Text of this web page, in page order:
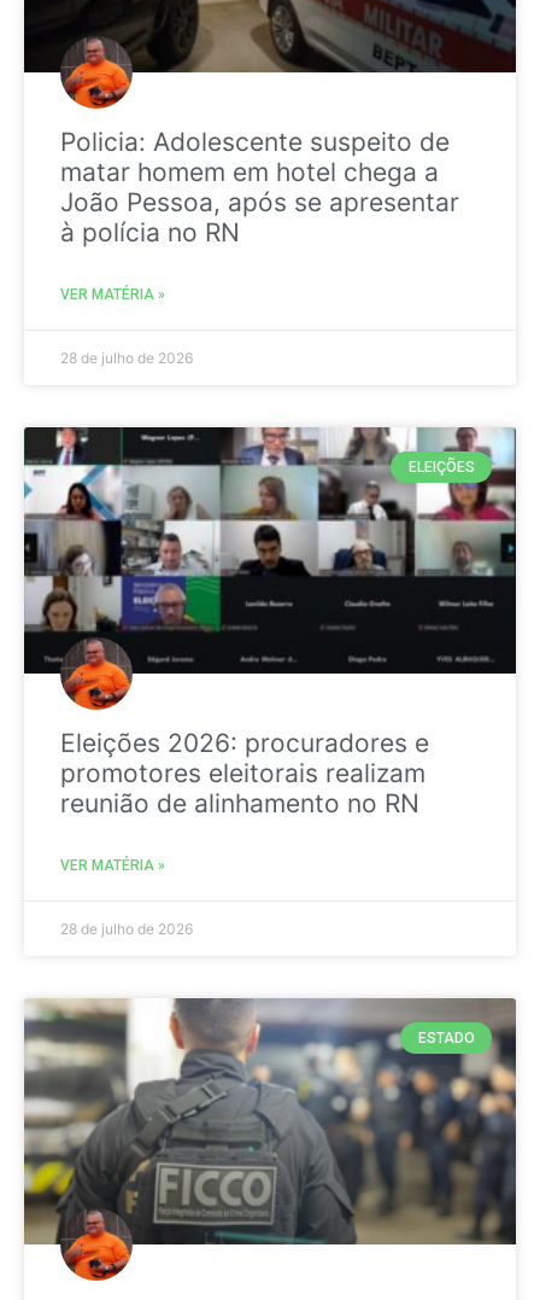
Policia: Adolescente suspeito de
matar homem em hotel chega a
João Pessoa, após se apresentar
à polícia no RN
VER MATÉRIA »
28 de julho de 2026
ELEIÇÕES
Eleições 2026: procuradores e
promotores eleitorais realizam
reunião de alinhamento no RN
VER MATÉRIA »
28 de julho de 2026
ESTADO